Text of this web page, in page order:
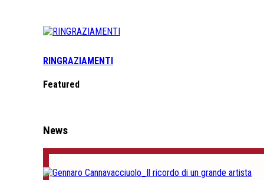
RINGRAZIAMENTI
Featured
News